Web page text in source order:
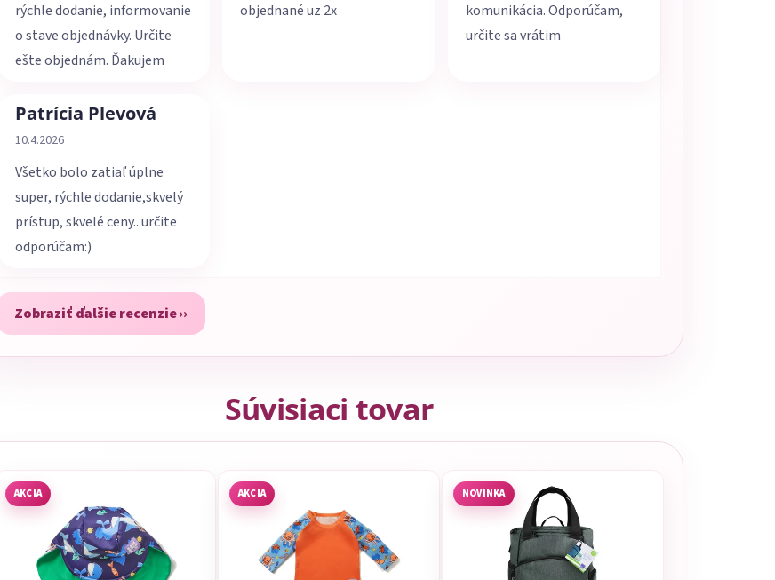
rýchle dodanie, informovanie
o stave objednávky. Určite
ešte objednám. Ďakujem
objednané uz 2x
komunikácia. Odporúčam,
určite sa vrátim
Patrícia Plevová
Hodnotenie obchodu je 5 z 5 hviezdičiek.
10.4.2026
Všetko bolo zatiaľ úplne
super, rýchle dodanie,skvelý
prístup, skvelé ceny.. určite
odporúčam:)
Zobraziť ďalšie recenzie
Súvisiaci tovar
AKCIA AKCIA NOVINKA